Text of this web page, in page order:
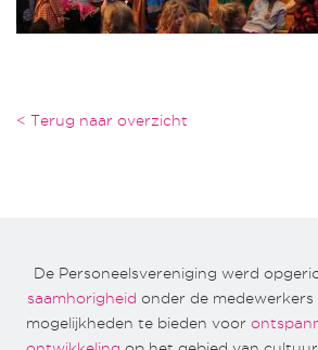
< Terug naar overzicht
De Personeelsvereniging werd
saamhorigheid onder de
mogelijkheden te bieden voor